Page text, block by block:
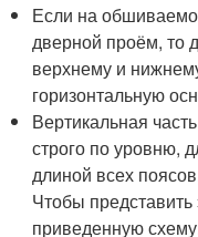
Если на
дверной проём, то
верхнему и
горизонтальную
Вертикальная
строго по уровню,
длиной всех
Чтобы
приведенную